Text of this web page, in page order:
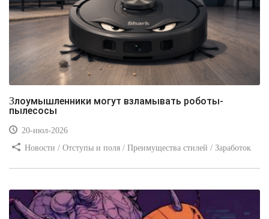
Злоумышленники могут взламывать роботы-
пылесосы
20-июл-2026
Новости / Отступы и поля / Преимущества стилей / Заработок